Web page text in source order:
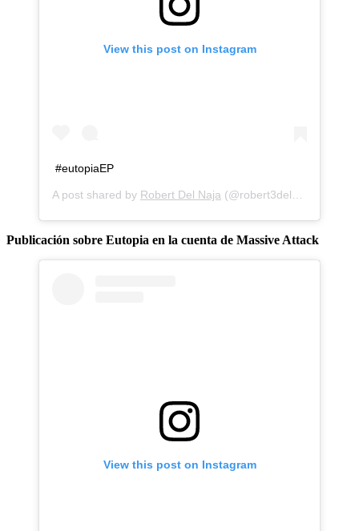
View this post on Instagram
#eutopiaEP
A post shared by Robert Del Naja (@robert3delnaja) on
Publicación sobre Eutopia en la cuenta de Massive Attack
View this post on Instagram